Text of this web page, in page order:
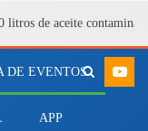
litros de aceite
DE EVENTOS
APP